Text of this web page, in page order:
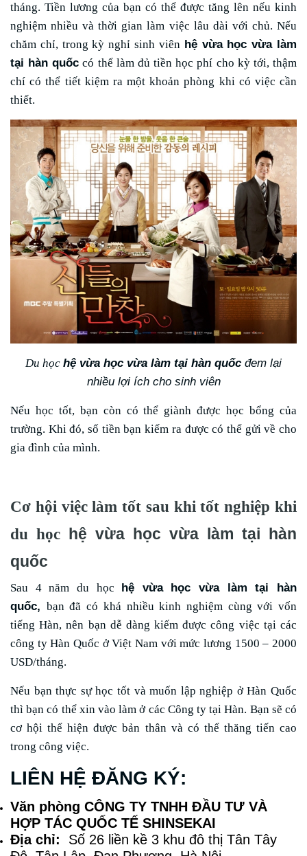
tháng. Tiền lương của bạn có thể được tăng lên nếu kinh
nghiệm nhiều và thời gian làm việc lâu dài với chủ. Nếu
chăm chỉ, trong kỳ nghỉ sinh viên hệ vừa học vừa làm
tại hàn quốc có thể làm đủ tiền học phí cho kỳ tới, thậm
chí có thể tiết kiệm ra một khoản phòng khi có việc cần
thiết.
Du học hệ vừa học vừa làm tại hàn quốc đem lại
nhiều lợi ích cho sinh viên
Nếu học tốt, bạn còn có thể giành được học bổng của
trường. Khi đó, số tiền bạn kiếm ra được có thể gửi về cho
gia đình của mình.
Cơ hội việc làm tốt sau khi tốt nghiệp khi
du học hệ vừa học vừa làm tại hàn
quốc
Sau 4 năm du học hệ vừa học vừa làm tại hàn
quốc, bạn đã có khá nhiều kinh nghiệm cùng với vốn
tiếng Hàn, nên bạn dễ dàng kiếm được công việc tại các
công ty Hàn Quốc ở Việt Nam với mức lương 1500 – 2000
USD/tháng.
Nếu bạn thực sự học tốt và muốn lập nghiệp ở Hàn Quốc
thì bạn có thể xin vào làm ở các Công ty tại Hàn. Bạn sẽ có
cơ hội thể hiện được bản thân và có thể thăng tiến cao
trong công việc.
LIÊN HỆ ĐĂNG KÝ:
Văn phòng CÔNG TY TNHH ĐẦU TƯ VÀ
HỢP TÁC QUỐC TẾ SHINSEKAI
Địa chỉ: Số 26 liền kề 3 khu đô thị Tân Tây